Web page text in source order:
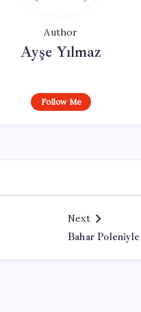
Author
Ayşe Yılmaz
Follow Me
Next
Bahar